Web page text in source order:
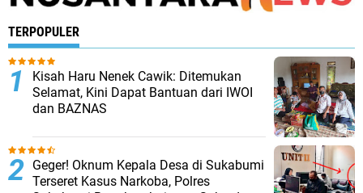
TERPOPULER
Kisah Haru Nenek Cawik: Ditemukan
Selamat, Kini Dapat Bantuan dari IWOI
dan BAZNAS
Geger! Oknum Kepala Desa di Sukabumi
Terseret Kasus Narkoba, Polres